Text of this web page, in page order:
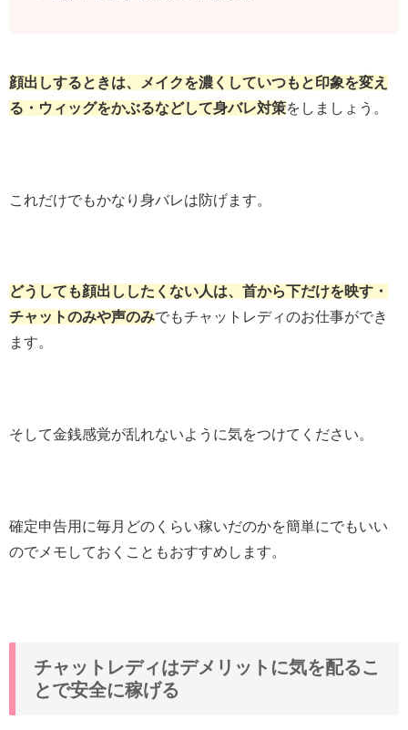
顔出しするときは、メイクを濃くしていつもと印象を変え
る・ウィッグをかぶるなどして身バレ対策をしましょう。
これだけでもかなり身バレは防げます。
どうしても顔出ししたくない人は、首から下だけを映す・
チャットのみや声のみでもチャットレディのお仕事ができ
ます。
そして金銭感覚が乱れないように気をつけてください。
確定申告用に毎月どのくらい稼いだのかを簡単にでもいい
のでメモしておくこともおすすめします。
チャットレディはデメリットに気を配るこ
とで安全に稼げる